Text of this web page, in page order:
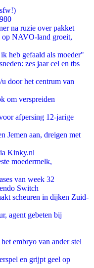
na ruzie over pakket
op NAVO-land groeit,
heb gefaald als moeder"
zes jaar cel en tbs
door het centrum van
om verspreiden
afpersing 12-jarige
Jemen aan, dreigen met
Kinky.nl
moedermelk,
van week 32
Switch
scheuren in dijken Zuid-
agent gebeten bij
embryo van ander stel
en grijpt geel op